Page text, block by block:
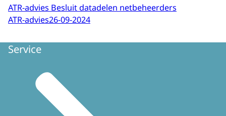
ATR-advies Besluit datadelen netbeheerders
ATR-advies26-09-2024
Service